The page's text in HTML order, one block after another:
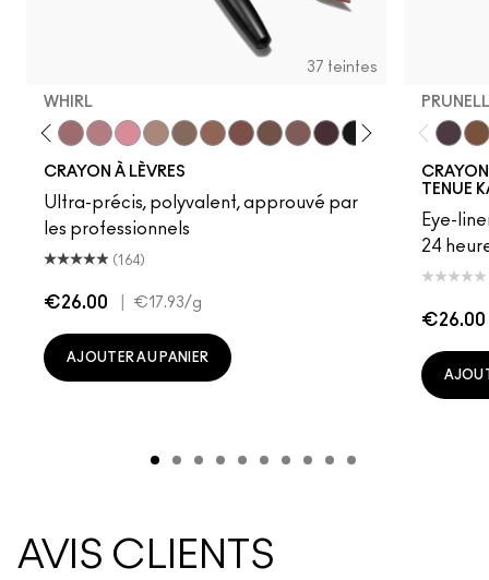
37 teintes
WHIRL
DervishEdge To Edge
Oak
CRAYON À LÈVRES
Ultra-précis, polyvalent, approuvé par
les professionnels
(164)
€26.00 €17.93/g
AJOUTER AU PANIER
TENUE
Eye-
24
€26.00
AVIS CLIENTS